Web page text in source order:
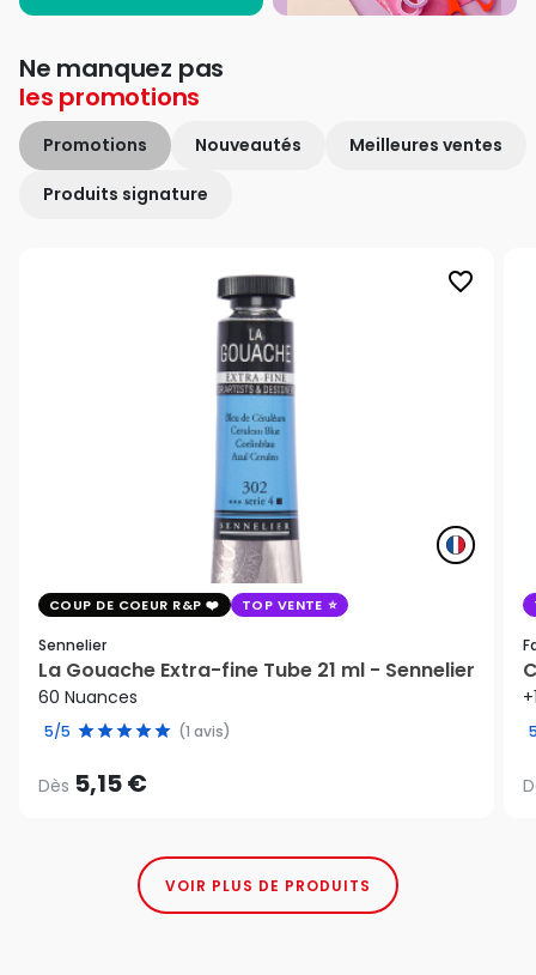
Ne manquez pas
les promotions
Promotions Nouveautés Meilleures ventes
Produits signature
favorite_border
COUP DE COEUR R&P TOP VENTE
Sennelier
La Gouache Extra-fine Tube 21 ml - Sennelier
60 Nuances
5/5 (1 avis)
Dès 5,15 €
VOIR PLUS DE PRODUITS